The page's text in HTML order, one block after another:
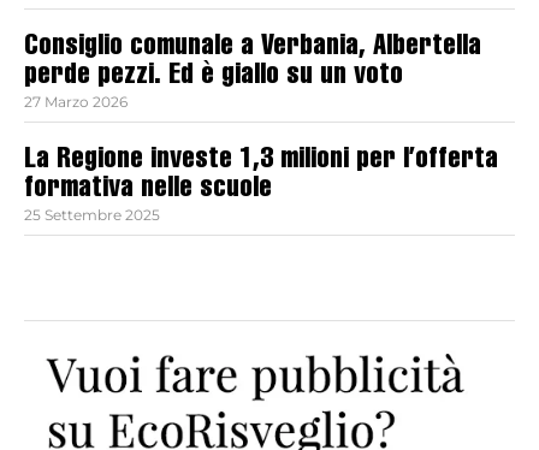
Consiglio comunale a Verbania, Albertella
perde pezzi. Ed è giallo su un voto
27 Marzo 2026
La Regione investe 1,3 milioni per l’offerta
formativa nelle scuole
25 Settembre 2025